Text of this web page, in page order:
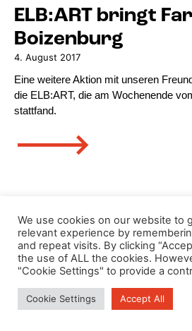
ELB:ART bringt
Boizenburg
4. August 2017
Eine weitere Aktion mit unseren
die ELB:ART, die am Wochenende
stattfand.
🡒
We use cookies on our website to
relevant experience by
and repeat visits. By clicking
the use of ALL the cookies.
"Cookie Settings" to provide a
Cookie Settings Accept All